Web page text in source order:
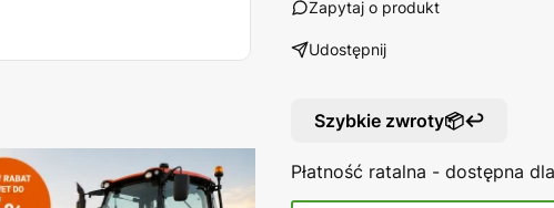
Zapytaj o produkt
Udostępnij
Szybkie zwroty📦↩️
Płatność ratalna - dostępna